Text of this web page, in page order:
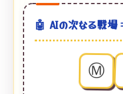
🤖 AIの次なる戦場
Ⓜ️